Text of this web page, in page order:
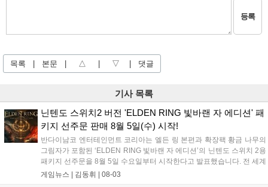
등록
목록 본문 △ ▽ 댓글
기사 목록
닌텐도 스위치2 버전 'ELDEN RING 빛바랜 자 에디션' 패
키지 선주문 판매 8월 5일(수) 시작!
반다이남코 엔터테인먼트 코리아는 엘든 링 본편과 확장팩 황금 나무의
그림자가 포함된 ‘ELDEN RING 빛바랜 자 에디션’의 닌텐도 스위치 2용
패키지 선주문을 8월 5일 수요일부터 시작한다고 발표했습니다. 전 세계
누적 판매 3천만 장을 돌파한 이 게임은 미야자키 히데타카와 조지 R. R.
게임뉴스 | 김동휘 | 08-03